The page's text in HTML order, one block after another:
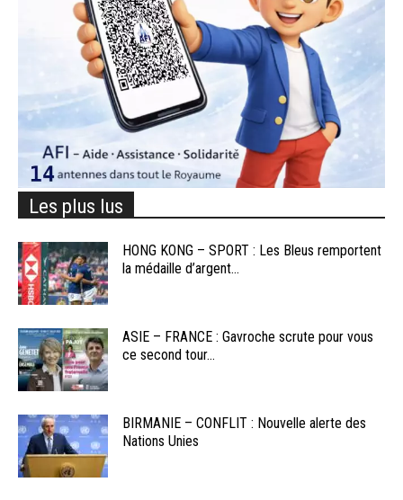
Les plus lus
HONG KONG – SPORT : Les Bleus remportent
la médaille d’argent...
ASIE – FRANCE : Gavroche scrute pour vous
ce second tour...
BIRMANIE – CONFLIT : Nouvelle alerte des
Nations Unies